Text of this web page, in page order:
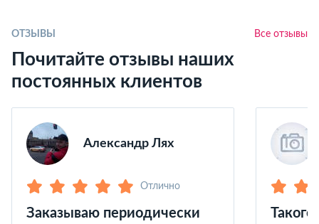
ОТЗЫВЫ Все отзывы
Почитайте отзывы наших
постоянных клиентов
Александр Лях
Отлично
Заказываю периодически